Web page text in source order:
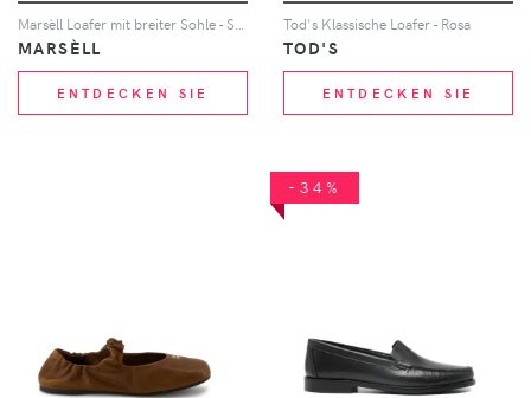
MARSÈLL
ENTDECKEN SIE
Tod's Klassische Loafer - Rosa
TOD'S
ENTDECKEN SIE
-34%